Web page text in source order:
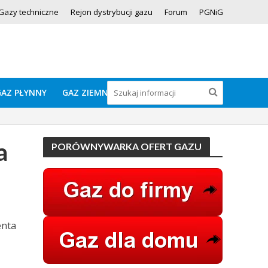
techniczne Rejon dystrybucji gazu Forum PGNiG
PŁYNNY GAZ ZIEMNY
PORÓWNYWARKA OFERT GAZU